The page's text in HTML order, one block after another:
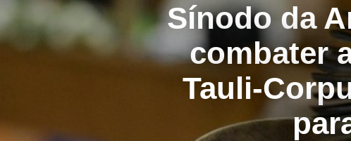
Sínodo da
combater
Tauli-